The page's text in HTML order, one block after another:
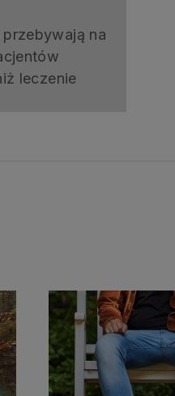
na
leczenie